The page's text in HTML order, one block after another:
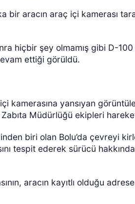
bir aracın araç içi kamerası
hiçbir şey olmamış gibi D-
ettiği görüldü.
kamerasına yansıyan
Zabıta Müdürlüğü ekipleri
biri olan Bolu’da çevreyi
tespit ederek sürücü
aracın kayıtlı olduğu